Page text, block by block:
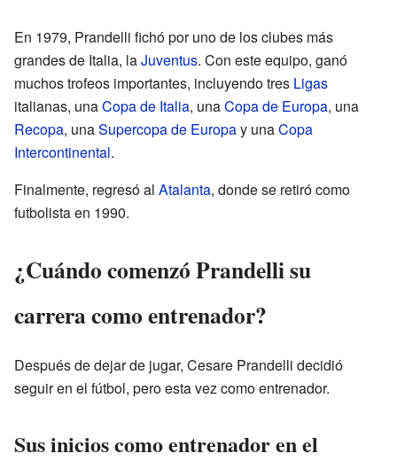
En 1979, Prandelli fichó por uno de los clubes más
grandes de Italia, laJuventus. Con este equipo, ganó
muchos trofeos importantes, incluyendo tres Ligas
italianas, unaCopa de Italia, unaCopa de Europa, una
Recopa, unaSupercopa de Europay unaCopa
Intercontinental.
Finalmente, regresó al Atalanta, donde se retiró como
futbolista en 1990.
¿Cuándo comenzó Prandelli su
carrera como entrenador?
Después de dejar de jugar, Cesare Prandelli decidió
seguir en el fútbol, pero esta vez como entrenador.
Sus inicios como entrenador en el